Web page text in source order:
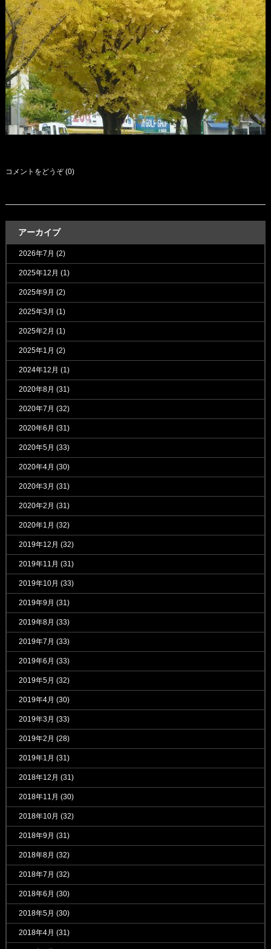
コメントをどうぞ (0)
アーカイブ
2026年7月 (2)
2025年12月 (1)
2025年9月 (2)
2025年3月 (1)
2025年2月 (1)
2025年1月 (2)
2024年12月 (1)
2020年8月 (31)
2020年7月 (32)
2020年6月 (31)
2020年5月 (33)
2020年4月 (30)
2020年3月 (31)
2020年2月 (31)
2020年1月 (32)
2019年12月 (32)
2019年11月 (31)
2019年10月 (33)
2019年9月 (31)
2019年8月 (33)
2019年7月 (33)
2019年6月 (33)
2019年5月 (32)
2019年4月 (30)
2019年3月 (33)
2019年2月 (28)
2019年1月 (31)
2018年12月 (31)
2018年11月 (30)
2018年10月 (32)
2018年9月 (31)
2018年8月 (32)
2018年7月 (32)
2018年6月 (30)
2018年5月 (30)
2018年4月 (31)